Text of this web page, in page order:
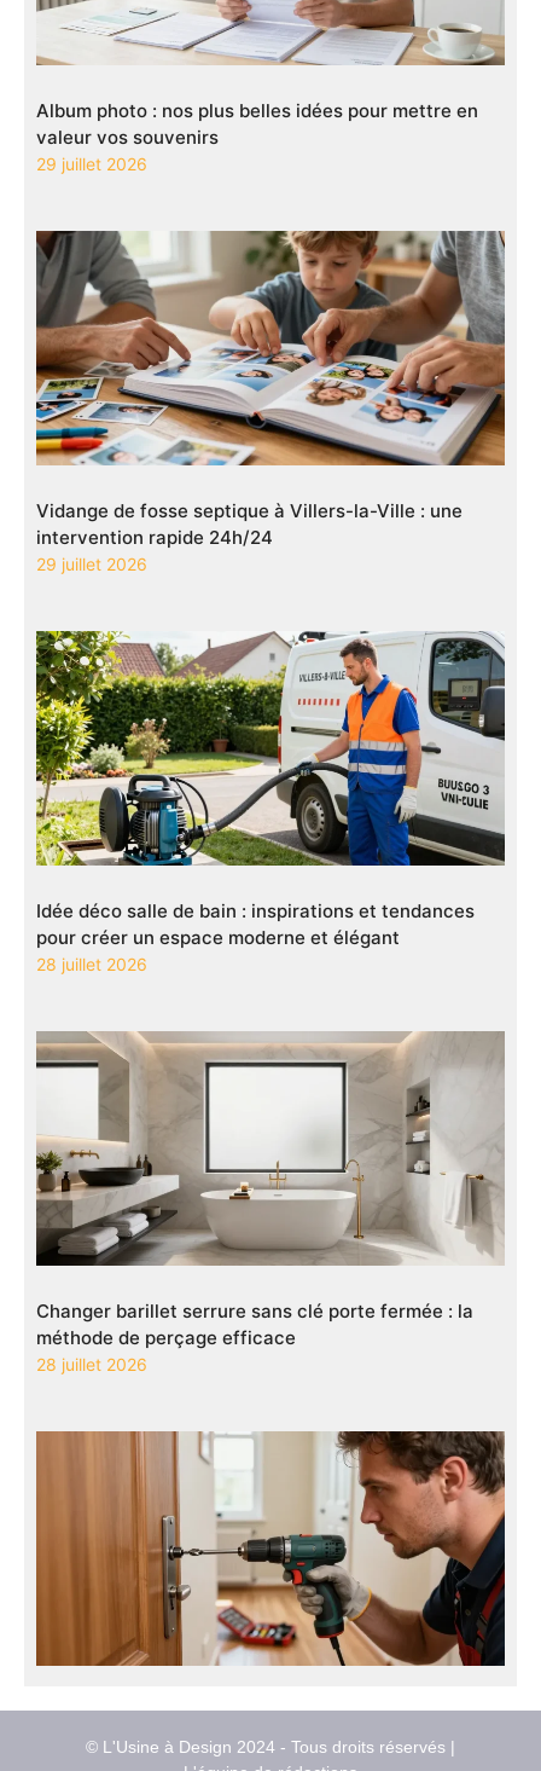
Album photo : nos plus belles idées pour mettre en
valeur vos souvenirs
29 juillet 2026
Vidange de fosse septique à Villers-la-Ville : une
intervention rapide 24h/24
29 juillet 2026
Idée déco salle de bain : inspirations et tendances
pour créer un espace moderne et élégant
28 juillet 2026
Changer barillet serrure sans clé porte fermée : la
méthode de perçage efficace
28 juillet 2026
© L'Usine à Design 2024 - Tous droits réservés |